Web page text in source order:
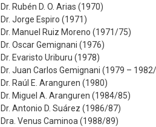
Dr. Rubén D. O. Arias (1970)
Dr. Jorge Espiro (1971)
Dr. Manuel Ruiz Moreno (1971/75)
Dr. Oscar Gemignani (1976)
Dr. Evaristo Uriburu (1978)
Dr. Juan Carlos Gemignani (1979 –
Dr. Raúl E. Aranguren (1980)
Dr. Miguel A. Aranguren (1984/85)
Dr. Antonio D. Suárez (1986/87)
Dra. Venus Caminoa (1988/89)